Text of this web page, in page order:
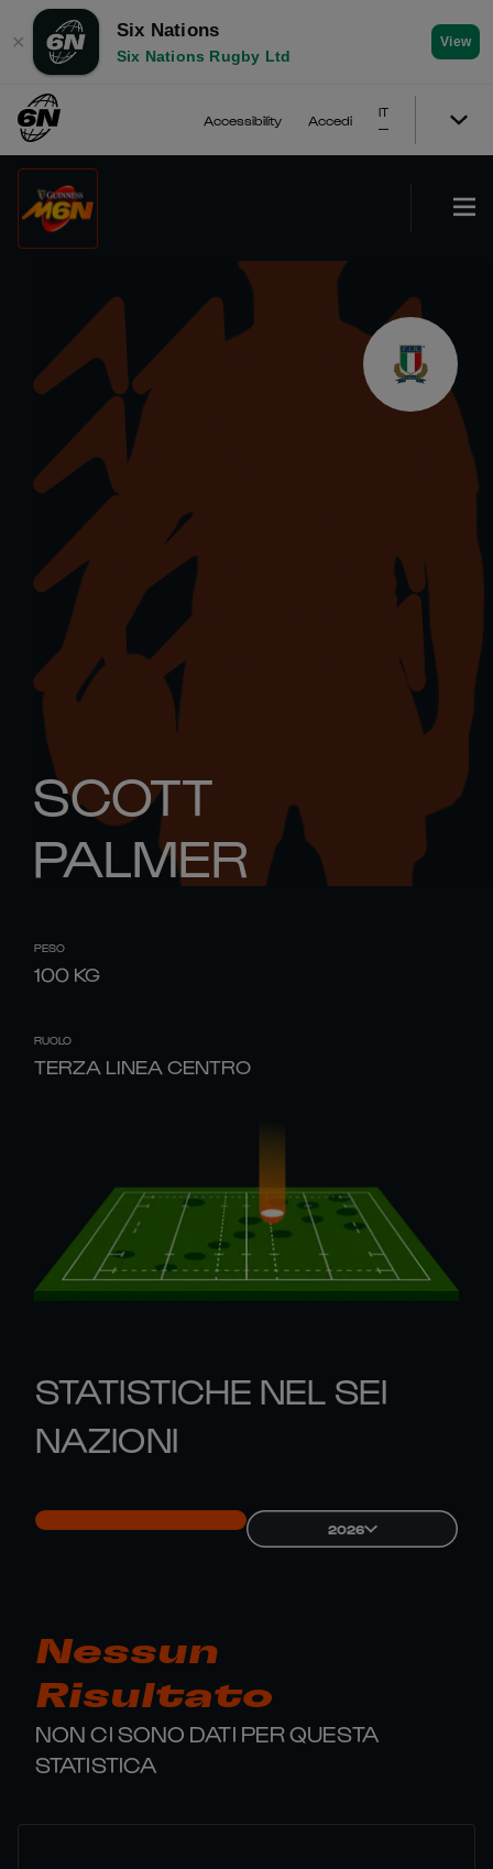
✕
Six Nations
Six Nations Rugby Ltd
View
Accessibility Accedi
IT
SCOTT
PALMER
PESO
100 KG
RUOLO
TERZA LINEA CENTRO
STATISTICHE NEL SEI
NAZIONI
2026
Nessun
Risultato
NON CI SONO DATI PER QUESTA
STATISTICA